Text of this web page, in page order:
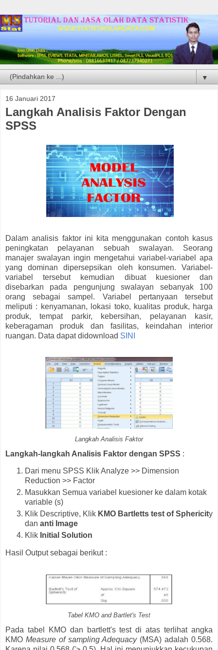
▼
16 Januari 2017
Langkah Analisis Faktor Dengan
SPSS
Dalam analisis faktor ini kita menggunakan contoh kasus
peningkatan pelayanan sebuah swalayan. Seorang
manajer swalayan ingin mengetahui variabel-variabel apa
yang dominan dipersepsikan oleh konsumen. Variabel-
variabel tersebut kemudian dibuat kuesioner dan
disebarkan pada pengunjung swalayan sebanyak 100
orang sebagai sampel. Variabel pertanyaan tersebut
meliputi : kenyamanan, lokasi toko, kualitas produk, harga
produk, tempat parkir, kebersihan, pelayanan kasir,
keberagaman produk dan fasilitas, keindahan interior
ruangan. Data dapat didownload SINI
Langkah Analisis Faktor
Langkah-langkah Analisis Faktor dengan SPSS :
Dari menu SPSS Klik Analyze >> Dimension
Reduction >> Factor
Masukkan Semua variabel kuesioner ke dalam kotak
variable (s)
Klik Descriptive, Klik KMO Bartletts test of Sphericity
dan anti Image
Klik Initial Solution
Hasil Output sebagai berikut :
Tabel KMO and Bartlet's Test
Pada tabel KMO dan bartlett's test di atas terlihat angka
KMO Measure of sampling Adequacy(MSA) adalah 0.568.